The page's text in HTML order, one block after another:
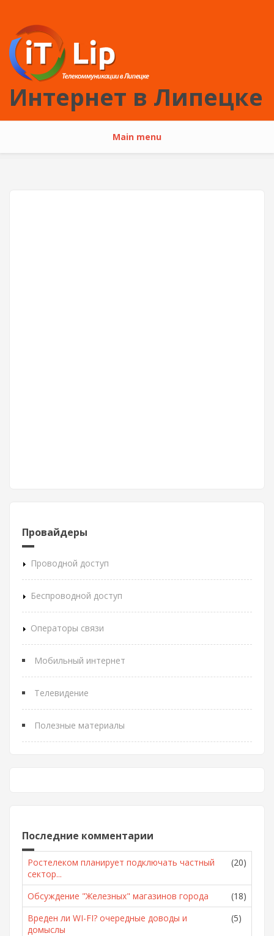
Интернет в Липецке
Main menu
Провайдеры
Проводной доступ
Беспроводной доступ
Операторы связи
Мобильный интернет
Телевидение
Полезные материалы
Последние комментарии
Ростелеком планирует подключать частный
сектор...
(20)
Обсуждение "Железных" магазинов города
(18)
Вреден ли WI-FI? очередные доводы и
домыслы
(5)